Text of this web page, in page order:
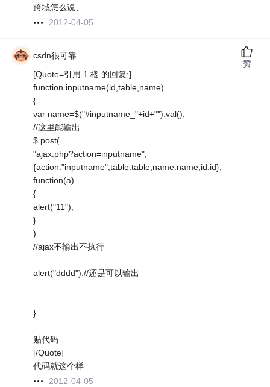
跨域怎么说、
2012-04-05
csdn很可靠
[Quote=引用 1 楼 的回复:]
function inputname(id,table,name)
{
var name=$("#inputname_"+id+"").val();
//这里能输出
$.post(
"ajax.php?action=inputname",
{action:"inputname",table:table,name:name,id:id},
function(a)
{
alert("11");
}
)
//ajax不输出不执行
alert("dddd");//还是可以输出
}
贴代码
[/Quote]
代码就这个样
2012-04-05
赞